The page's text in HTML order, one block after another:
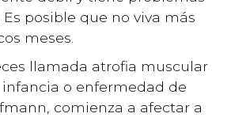
Es posible que no viva más
meses.
llamada atrofia muscular
o enfermedad de
comienza a afectar a